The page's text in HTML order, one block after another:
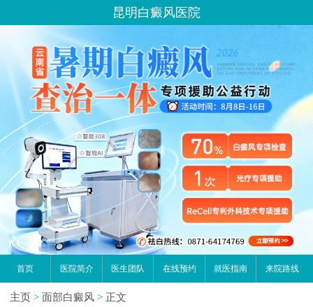
昆明白癜风医院
首页 医院简介 医生团队 在线预约 就医指南 来院路线
主页 > 面部白癜风 > 正文